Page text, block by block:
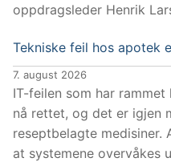
oppdragsleder Henrik
Tekniske feil hos apotek
7. august 2026
IT-feilen som har
nå rettet, og det er igjen
reseptbelagte medisiner.
at systemene overvåkes